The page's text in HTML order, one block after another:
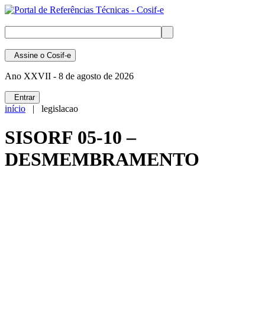
Assine o Cosif-e
Ano XXVII - 8 de agosto de 2026
Entrar
início | legislacao
SISORF 05-10 –
DESMEMBRAMENTO